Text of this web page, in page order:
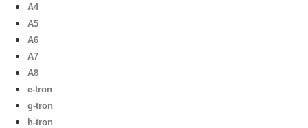
A4
A5
A6
A7
A8
e-tron
g-tron
h-tron